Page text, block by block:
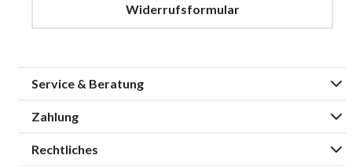
Widerrufsformular
Service & Beratung
Zahlung
Rechtliches